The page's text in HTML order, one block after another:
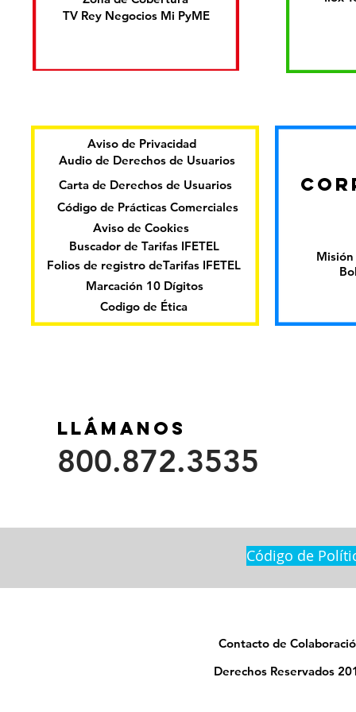
TV Rey Negocios Mi PyME
Aviso de Privacidad
Audio de Derechos de Usuarios
Carta de Derechos de Usuarios
Código de Prácticas Comerciales
Aviso de Cookies
Buscador de Tarifas IFETEL
Folios de registro deTarifas IFETEL
Marcación 10 Dígitos
Codigo de Ética
Misión
Llámanos
800.872.3535
Código de
Contacto de
Derechos Reservados